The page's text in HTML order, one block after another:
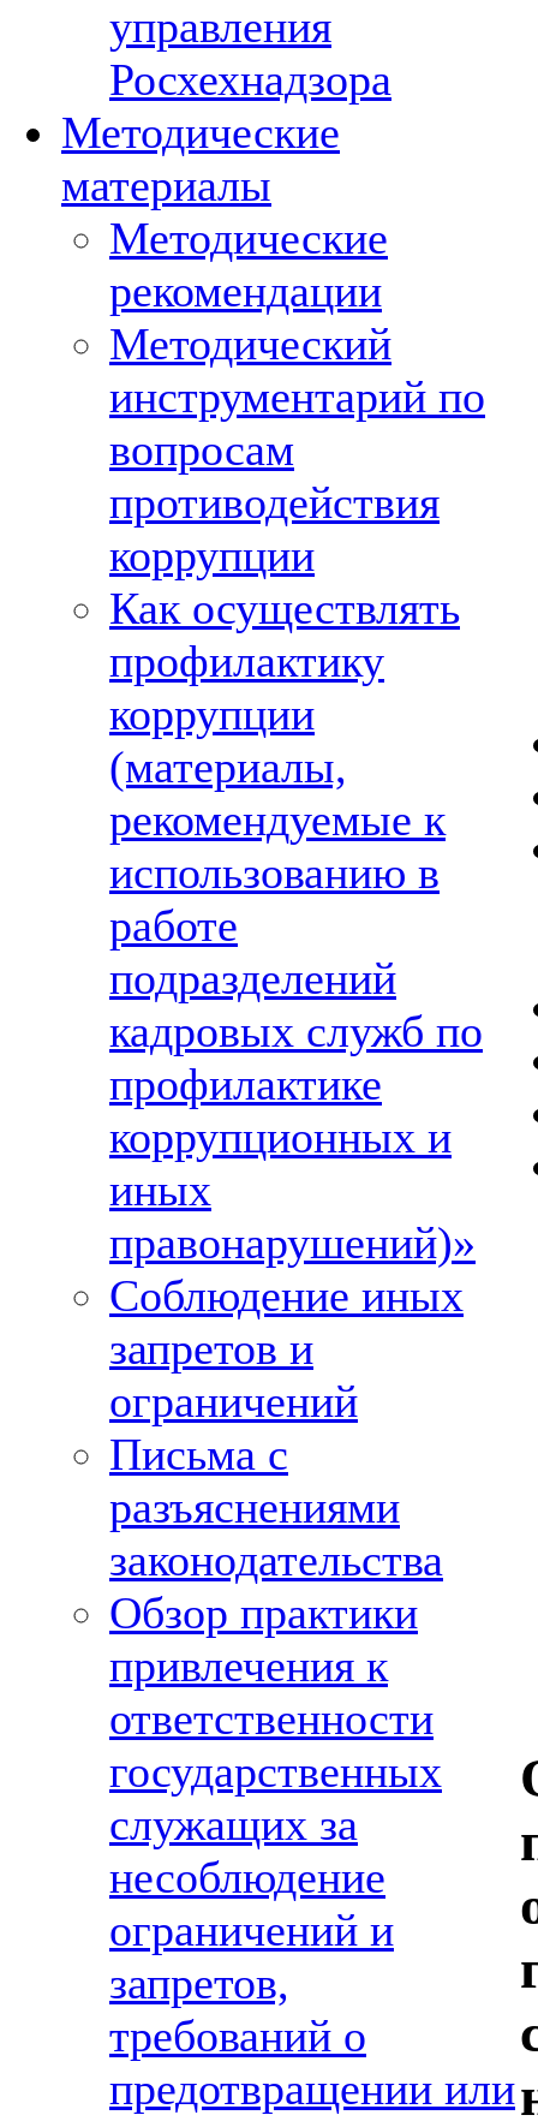
управления
Росхехнадзора
Методические
материалы
Методические
рекомендации
Методический
инструментарий по
вопросам
противодействия
коррупции
Как осуществлять
профилактику
коррупции
(материалы,
рекомендуемые к
использованию в
работе
подразделений
кадровых служб по
профилактике
коррупционных и
иных
правонарушений)»
Соблюдение иных
запретов и
ограничений
Письма с
разъяснениями
законодательства
Обзор практики
привлечения к
ответственности
государственных
служащих за
несоблюдение
ограничений и
запретов,
требований о
предотвращении или